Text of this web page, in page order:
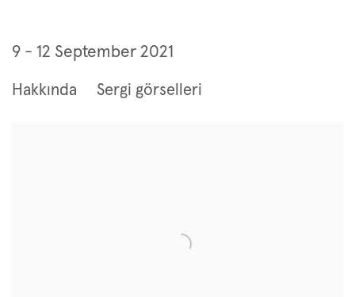
The Armory Show 2021
9 - 12 September 2021
Hakkında Sergi görselleri